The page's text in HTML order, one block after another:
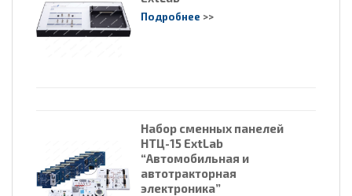
Подробнее >>
Набор сменных панелей
НТЦ-15 ExtLab
“Автомобильная и
автотракторная
электроника”